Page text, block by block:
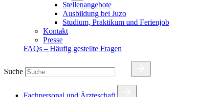
Stellenangebote
Ausbildung bei Juzo
Studium, Praktikum und Ferienjob
Kontakt
Presse
FAQs – Häufig gestellte Fragen
Suche
Fachpersonal und Ärzteschaft